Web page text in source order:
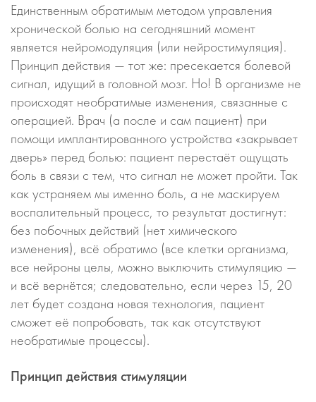
Единственным обратимым методом управления
хронической болью на сегодняшний момент
является нейромодуляция (или нейростимуляция).
Принцип действия — тот же: пресекается болевой
сигнал, идущий в головной мозг. Но! В организме не
происходят необратимые изменения, связанные с
операцией. Врач (а после и сам пациент) при
помощи имплантированного устройства «закрывает
дверь» перед болью: пациент перестаёт ощущать
боль в связи с тем, что сигнал не может пройти. Так
как устраняем мы именно боль, а не маскируем
воспалительный процесс, то результат достигнут:
без побочных действий (нет химического
изменения), всё обратимо (все клетки организма,
все нейроны целы, можно выключить стимуляцию —
и всё вернётся; следовательно, если через 15, 20
лет будет создана новая технология, пациент
сможет её попробовать, так как отсутствуют
необратимые процессы).
Принцип действия стимуляции